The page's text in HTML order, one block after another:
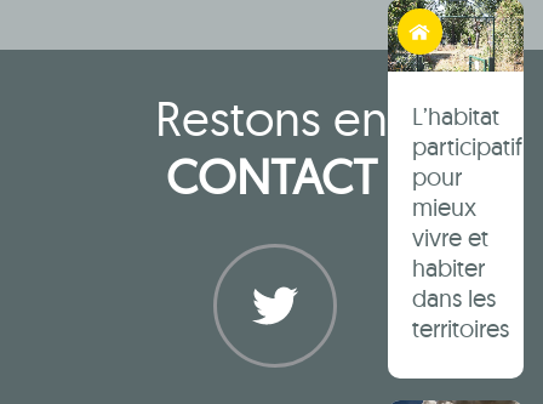
Habiter autrement
L’habitat
participatif
pour
mieux
vivre et
habiter
dans les
territoires
Restons en
CONTACT